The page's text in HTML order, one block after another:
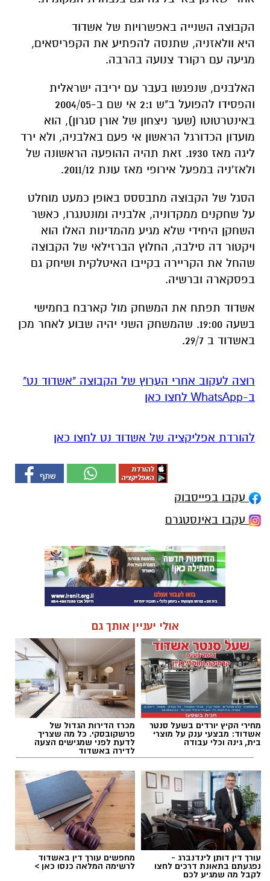
הקבוצה השנייה באפשרויות של אשדוד
היא וולאזניה, שתנסה להפתיע את הקפריסאים,
מגיעה עם רקורד צנועה בהרבה.
האלבנים, שנפגשו בעבר עם יריבה ישראלית
והפסידו להפועל ב"ש 2:1 אי שם ב-2004/05
באינטרטוטו (שער ניצחון של אורן סגרון), הוא
מועדון הכדורגל הראשון אי פעם באלבניה, ולא ירד
ליגה מאז 1930. זאת תהיה ההופעה הראשונה של
ולאז'ניה במפעל אירופי מאז עונת 2011/12.
הסגל של הקבוצה מתבססס באופן כמעט מוחלט
על שחקנים ממקדוניה, אלבניה ומונטנגרו, כאשר
השחקן היחידי שלא מגיע מהמדינות האלו הוא
ויקטור דה סילבה, החלוץ הברזילאי של הקבוצה
שהחל את הקריירה בקייבו האיטלקית ושיחק גם
בפסקארה וברשיה.
אשדוד תפתח את המשחק מול קארבח בחמישי
בשעה 19:00. שהמשחק השני יהיה שבוע לאחר מכן
באשדוד ב 29/7.
רוצה לעקוב אחרי הערוץ של הקבוצה "אשדוד נט"
ב-WhatsApp לחצו כאן
להורדת אפליקציה של אשדוד נט לחצו כאן
עקבו בפייסבוק
עקבו באינסטגרם
אולי יעניין אותך גם
מחירי הקיץ יורדים בשעל סנטר
אשדוד: מבצעי ענק על מוצרי
בית, גינה וכלי עבודה
מכרז הדירות הגדול של
פרשקובסקי. כל מה שצריך
לדעת לפני שמגישים הצעה
לדירה באשדוד
עורך דין דותן לינדנברג -
נפגעתם בתאונת דרכים לחצו
לקבל מה שמגיע לכם
מחפשים עורך דין באשדוד
לרשימה המלאה כנסו כאן >